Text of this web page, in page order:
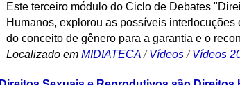
Este terceiro módulo do Ciclo de Debates
Humanos, explorou as possíveis
do conceito de gênero para a garantia e o
Localizado em MIDIATECA /Vídeos /Vídeos